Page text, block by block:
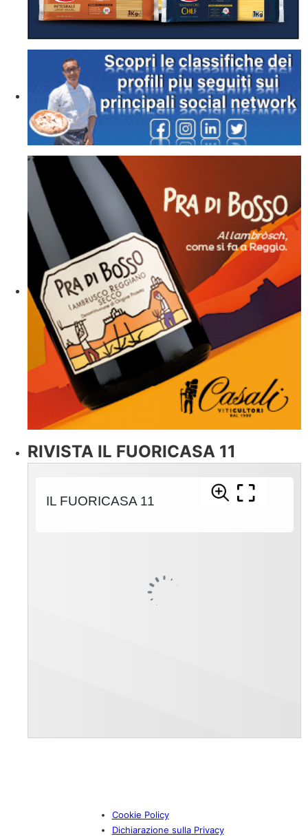
RIVISTA IL FUORICASA 11
Cookie Policy
Dichiarazione sulla Privacy